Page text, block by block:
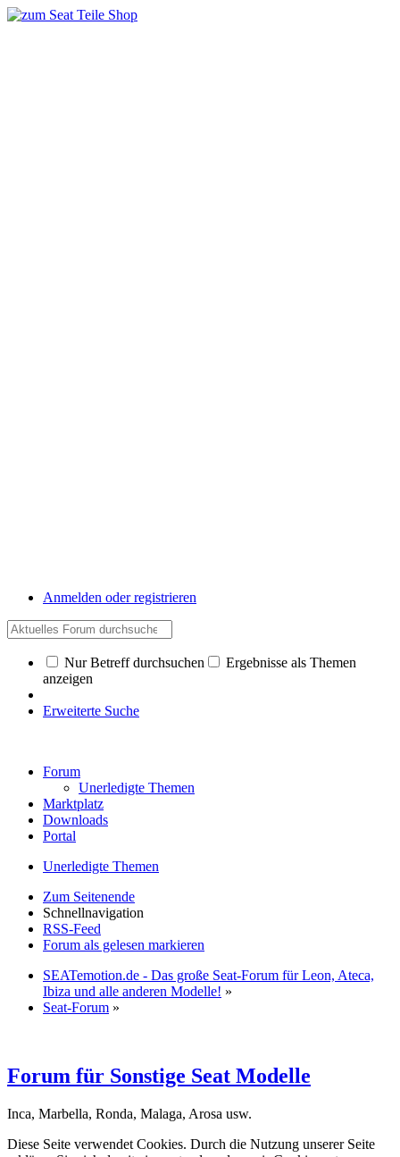
Anmelden oder registrieren
Nur Betreff durchsuchen
Ergebnisse als Themen
anzeigen
Erweiterte Suche
Forum
Unerledigte Themen
Marktplatz
Downloads
Portal
Unerledigte Themen
Zum Seitenende
Schnellnavigation
RSS-Feed
Forum als gelesen markieren
SEATemotion.de - Das große Seat-Forum für Leon, Ateca,
Ibiza und alle anderen Modelle! »
Seat-Forum »
Forum für Sonstige Seat Modelle
Inca, Marbella, Ronda, Malaga, Arosa usw.
Diese Seite verwendet Cookies. Durch die Nutzung unserer Seite